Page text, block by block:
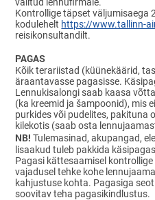
Kontrollige täpset väljumisaega
kodulehelt https://www.tallinn-
reisikonsultandilt.
PAGAS
Kõik terariistad (küünekäärid,
äraantavasse pagasisse.
Lennukisalongi saab kaasa
(ka kreemid ja šampoonid), mis
purkides või pudelites, pakituna
kilekotis (saab osta
NB!Tulemasinad, akupangad,
lisaakud tuleb pakkida
Pagasi kättesaamisel
vajadusel tehke kohe
kahjustuse kohta. Pagasiga
soovitav teha pagasikindlustus.